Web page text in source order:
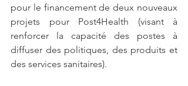
pour le financement de deux nouveaux
renforcer la capacité des postes à
diffuser des politiques, des produits et
des services sanitaires).